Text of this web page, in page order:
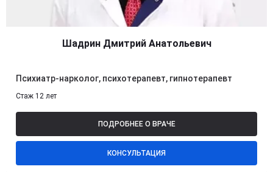
Шадрин Дмитрий Анатольевич
Психиатр-нарколог, психотерапевт, гипнотерапевт
Стаж 12 лет
ПОДРОБНЕЕ О ВРАЧЕ
КОНСУЛЬТАЦИЯ